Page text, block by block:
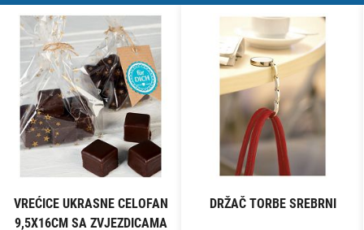
VREĆICE UKRASNE CELOFAN
9,5X16CM SA ZVJEZDICAMA
DRŽAČ TORBE SREBRNI